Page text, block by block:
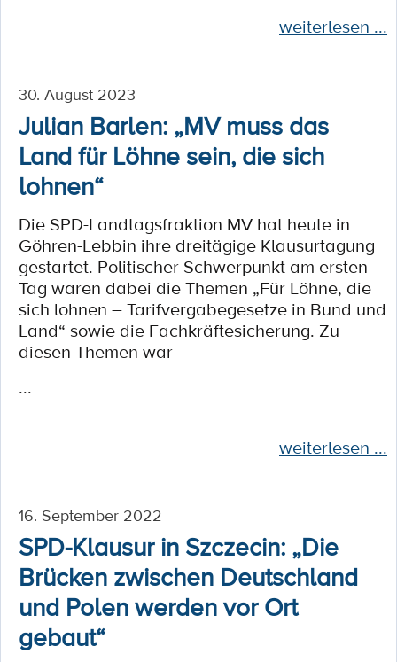
weiterlesen ...
30. August 2023
Julian Barlen: „MV muss das
Land für Löhne sein, die sich
lohnen“
Die SPD-Landtagsfraktion MV hat heute in
Göhren-Lebbin ihre dreitägige Klausurtagung
gestartet. Politischer Schwerpunkt am ersten
Tag waren dabei die Themen „Für Löhne, die
sich lohnen – Tarifvergabegesetze in Bund und
Land“ sowie die Fachkräftesicherung. Zu
diesen Themen war
...
weiterlesen ...
16. September 2022
SPD-Klausur in Szczecin: „Die
Brücken zwischen Deutschland
und Polen werden vor Ort
gebaut“